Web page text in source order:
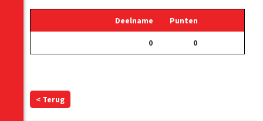
Deelname Punten
0 0
< Terug